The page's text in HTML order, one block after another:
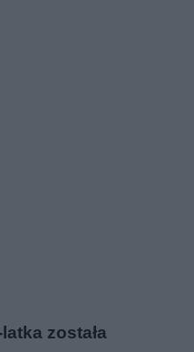
została